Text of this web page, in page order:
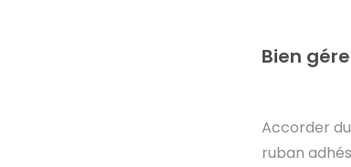
Bien
Accorder
ruban